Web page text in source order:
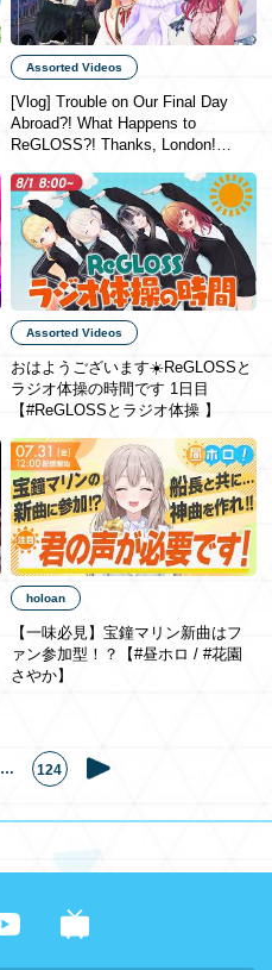
Assorted Videos
[Vlog] Trouble on Our Final Day
Abroad?! What Happens to
ReGLOSS?! Thanks, London!
Assorted Videos
おはようございます☀️ReGLOSSと
ラジオ体操の時間です 1日目
【#ReGLOSSとラジオ体操 】
holoan
【一味必見】宝鐘マリン新曲はフ
ァン参加型！？【#昼ホロ / #花園
さやか】
… 124